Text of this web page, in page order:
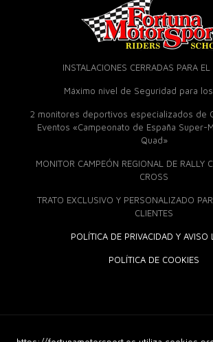
INSTALACIONES CERRADAS PARA EL
Máximo nivel de Seguridad para
2 monitores deportivos especializados de
Eventos «Campeonato de España Super-
Quad»
MONITOR CAMPEÓN REGIONAL DE RALLY
CROSS
TRATO EXCLUSIVO Y PERSONALIZADO
CLIENTES
POLÍTICA DE PRIVACIDAD Y AVISO
POLÍTICA DE COOKIES